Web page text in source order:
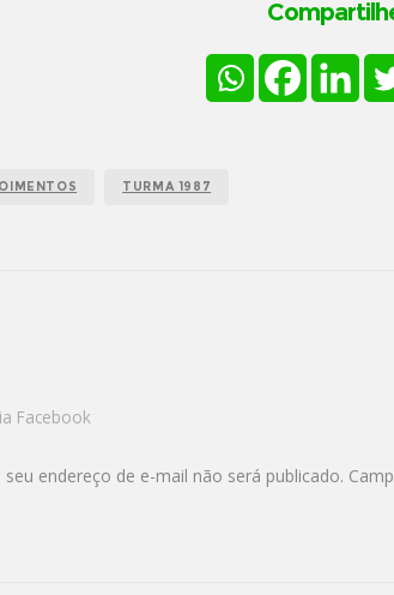
TURMA 1987
Facebook
seu endereço de e-mail não será publicado.